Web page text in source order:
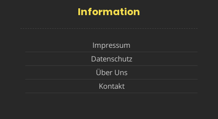
Information
Impressum
Datenschutz
Über Uns
Kontakt